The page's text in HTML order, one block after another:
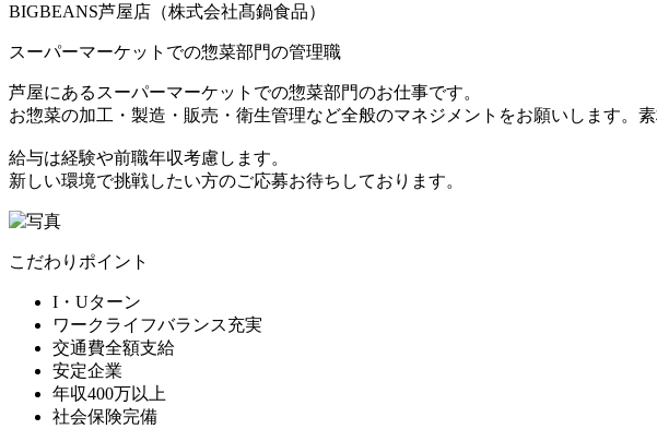
BIGBEANS芦屋店（株式会社髙鍋食品）
スーパーマーケットでの惣菜部門の管理職
芦屋にあるスーパーマーケットでの惣菜部門のお仕事です。
お惣菜の加工・製造・販売・衛生管理など全般のマネジメントをお願いします
給与は経験や前職年収考慮します。
新しい環境で挑戦したい方のご応募お待ちしております。
こだわりポイント
I・Uターン
ワークライフバランス充実
交通費全額支給
安定企業
年収400万以上
社会保険完備